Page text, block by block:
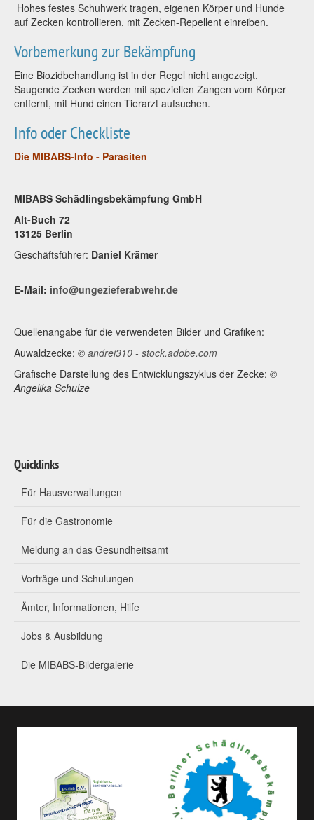
Hohes festes Schuhwerk tragen, eigenen Körper und Hunde
auf Zecken kontrollieren, mit Zecken-Repellent einreiben.
Vorbemerkung zur Bekämpfung
Eine Biozidbehandlung ist in der Regel nicht angezeigt.
Saugende Zecken werden mit speziellen Zangen vom Körper
entfernt, mit Hund einen Tierarzt aufsuchen.
Info oder Checkliste
Die MIBABS-Info - Parasiten
MIBABS Schädlingsbekämpfung GmbH
Alt-Buch 72
13125 Berlin
Geschäftsführer: Daniel Krämer
E-Mail: info@ungezieferabwehr.de
Quellenangabe für die verwendeten Bilder und Grafiken:
Auwaldzecke: © andrei310 - stock.adobe.com
Grafische Darstellung des Entwicklungszyklus der Zecke: ©
Angelika Schulze
Quicklinks
Für Hausverwaltungen
Für die Gastronomie
Meldung an das Gesundheitsamt
Vorträge und Schulungen
Ämter, Informationen, Hilfe
Jobs & Ausbildung
Die MIBABS-Bildergalerie